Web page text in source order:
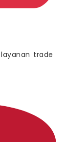
trade